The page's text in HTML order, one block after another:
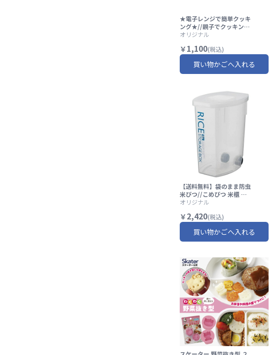
★電子レンジで簡単クッキ
ング★//親子でクッキング
レンジ調理 お菓子 製菓 バ
生日 バースデー イベント
おやつ ティータイム ホッ
トケーキミックス// スケ
ーター
オリジナル
￥ 1,100(税込)
買い物かごへ入れる
【送料無料】袋のまま防虫
米びつ//こめびつ 米櫃 お
米 保存 お米保存 保管 お米
スケーター
オリジナル
￥ 2,420(税込)
買い物かごへ入れる